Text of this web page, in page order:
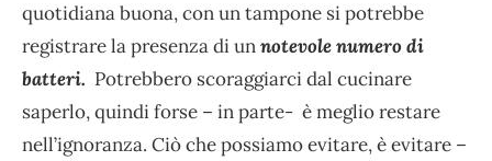
quotidiana buona, con un tampone si potrebbe
registrare la presenza di unnotevole numero di
batteri. Potrebbero scoraggiarci dal cucinare
saperlo, quindi forse – in parte- è meglio restare
nell’ignoranza. Ciò che possiamo evitare, è evitare –